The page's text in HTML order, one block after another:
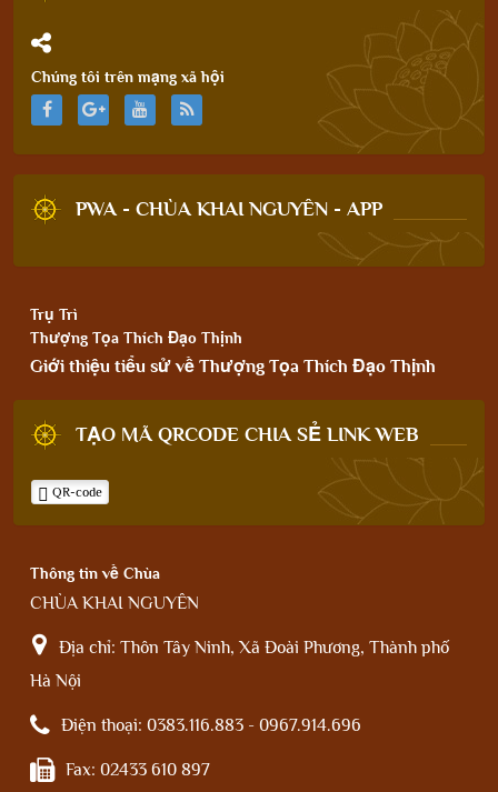
Chúng tôi trên mạng xã hội
PWA - CHÙA KHAI NGUYÊN - APP
Trụ Trì
Thượng Tọa Thích Đạo Thịnh
Giới thiệu tiểu sử về Thượng Tọa Thích Đạo Thịnh
TẠO MÃ QRCODE CHIA SẺ LINK WEB
QR-code
Thông tin về Chùa
CHÙA KHAI NGUYÊN
Địa chỉ: Thôn Tây Ninh, Xã Đoài Phương, Thành phố
Hà Nội
Điện thoại: 0383.116.883 - 0967.914.696
Fax: 02433 610 897